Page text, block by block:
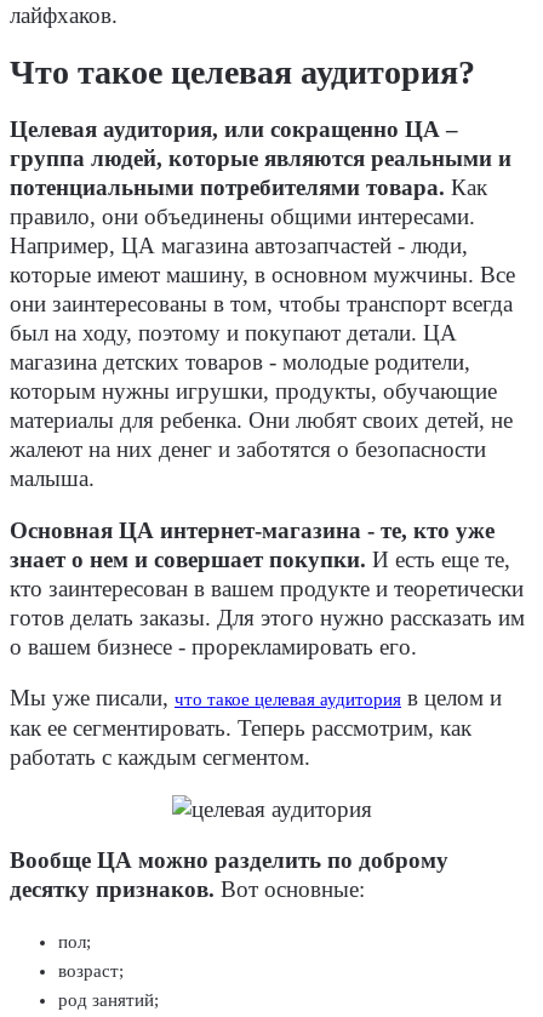
лайфхаков.
Что такое целевая аудитория?
Целевая аудитория, или сокращенно ЦА –
группа людей, которые являются реальными и
потенциальными потребителями товара. Как
правило, они объединены общими интересами.
Например, ЦА магазина автозапчастей - люди,
которые имеют машину, в основном мужчины. Все
они заинтересованы в том, чтобы транспорт всегда
был на ходу, поэтому и покупают детали. ЦА
магазина детских товаров - молодые родители,
которым нужны игрушки, продукты, обучающие
материалы для ребенка. Они любят своих детей, не
жалеют на них денег и заботятся о безопасности
малыша.
Основная ЦА интернет-магазина - те, кто уже
знает о нем и совершает покупки. И есть еще те,
кто заинтересован в вашем продукте и теоретически
готов делать заказы. Для этого нужно рассказать им
о вашем бизнесе - прорекламировать его.
Мы уже писали, что такое целевая аудитория в целом и
как ее сегментировать. Теперь рассмотрим, как
работать с каждым сегментом.
Вообще ЦА можно разделить по доброму
десятку признаков. Вот основные:
пол;
возраст;
род занятий;